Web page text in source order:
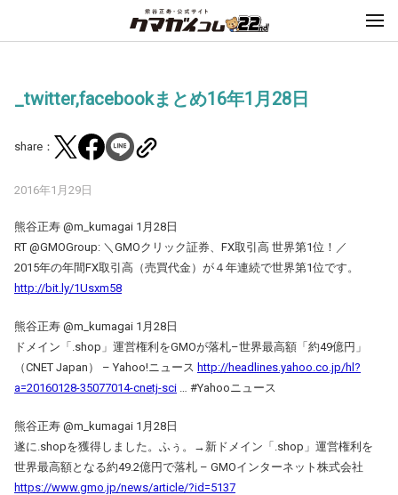
_twitter,facebookまとめ16年1月28日
share：
2016年1月29日
熊谷正寿 ‏@m_kumagai 1月28日
RT @GMOGroup: ＼GMOクリック証券、FX取引高 世界第1位！／
2015年の年間FX取引高（売買代金）が４年連続で世界第1位です。
http://bit.ly/1Usxm58
熊谷正寿 ‏@m_kumagai 1月28日
ドメイン「.shop」運営権利をGMOが落札–世界最高額「約49億円」
（CNET Japan） – Yahoo!ニュース http://headlines.yahoo.co.jp/hl?
a=20160128-35077014-cnetj-sci … #Yahooニュース
熊谷正寿 ‏@m_kumagai 1月28日
遂に.shopを獲得しました。ふぅ。→新ドメイン「.shop」運営権利を
世界最高額となる約49.2億円で落札 – GMOインターネット株式会社
https://www.gmo.jp/news/article/?id=5137